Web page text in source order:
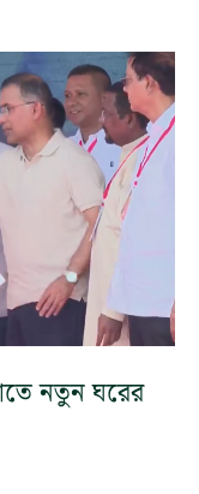
নতুন ঘরের